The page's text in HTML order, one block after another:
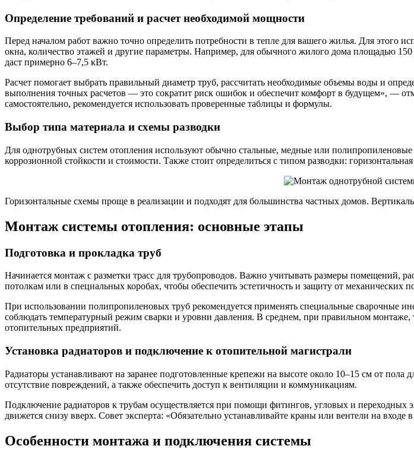
Определение требований и расчет необходимой мощности
Перед началом работ важно точно определить потребности в тепле для вашего жилья. Для
окна, количество этажей и другие параметры. Например, для обычного жилого дома площадью
даст примерно 6–7,5 кВт.
Расчет помогает выбрать правильный диаметр труб, рассчитать необходимые объемы воды и
выполнения точных расчетов — это сократит риск ошибок и обеспечит комфорт в будущем», —
самостоятельно, рекомендуется использовать проверенные таблицы и формулы.
Выбор типа материала и схемы разводки
Для однотрубных систем отопления используют обычно стальные, медные или
коррозионной стойкости и стоимости. Также стоит определиться с типом разводки:
Горизонтальные схемы проще в реализации и подходят для большинства частных домов.
Монтаж системы отопления: основные этапы
Подготовка и прокладка труб
Начинается монтаж с разметки трасс для трубопроводов. Важно учитывать размеры помещений,
потолкам или в специальных коробах, чтобы обеспечить эстетичность и защиту от механических
При использовании полипропиленовых труб рекомендуется применять специальные
соблюдать температурный режим сварки и уровни давления. В среднем, при правильном монтаже,
отопительных предприятий.
Установка радиаторов и подключение к отопительной магистрали
Радиаторы устанавливают на заранее подготовленные крепежи на высоте около 10–15 см от
отсутствие повреждений, а также обеспечить доступ к вентиляции и коммуникациям.
Подключение радиаторов к трубам осуществляется при помощи фитингов, угловых и
движется снизу вверх. Совет эксперта: «Обязательно устанавливайте краны или вентели на
Особенности монтажа и подключения системы